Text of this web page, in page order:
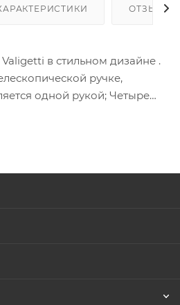
ОТЗЫВЫ
в стильном дизайне .
ручке,
одной рукой; Четыре
чемодана есть
сбоку.